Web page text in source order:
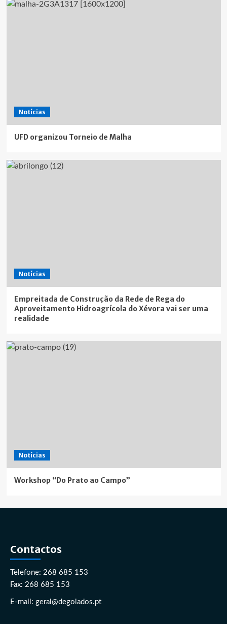
Notícias
UFD organizou Torneio de Malha
Notícias
Empreitada de Construção da Rede de Rega do
Aproveitamento Hidroagrícola do Xévora vai ser uma
realidade
Notícias
Workshop “Do Prato ao Campo”
Contactos
Telefone: 268 685 153
Fax: 268 685 153
E-mail: geral@degolados.pt